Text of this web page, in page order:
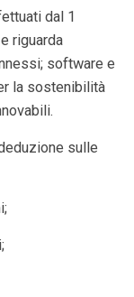
dal 1
riguarda
software e
la sostenibilità
sulle